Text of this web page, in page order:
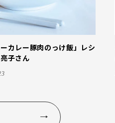
ーカレー豚肉のっけ飯」レシ
子さん